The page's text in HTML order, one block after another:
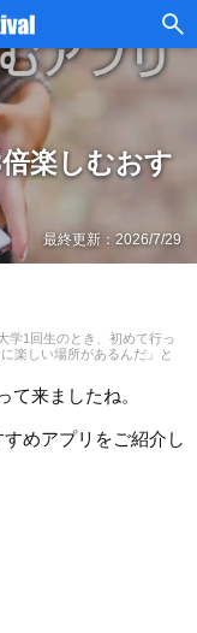
楽しむおす
最終更新： 2026/7/29
学1回生のとき、初めて行っ
楽しい場所があるんだ」と
発信中。
来ましたね。
めアプリをご紹介し